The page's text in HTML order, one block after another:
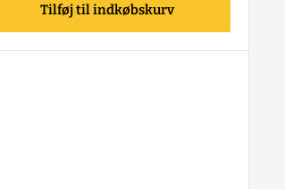
Tilføj til indkøbskurv